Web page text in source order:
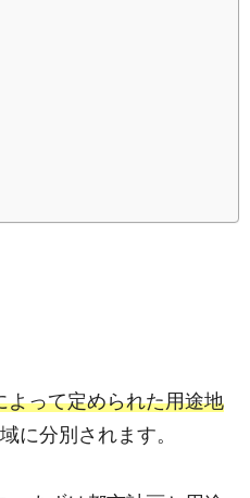
よって定められた用途地
に分別されます。